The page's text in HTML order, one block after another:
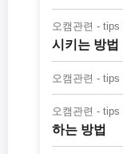
오캠관련 - tips
시키는 방법
오캠관련 - tips
오캠관련 - tips
하는 방법